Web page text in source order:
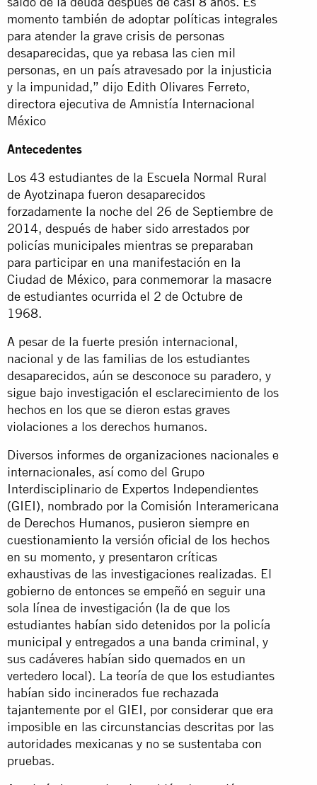
momento también de adoptar políticas integrales
para atender la grave crisis de personas
desaparecidas, que ya rebasa las cien mil
personas, en un país atravesado por la injusticia
y la impunidad,” dijo Edith Olivares Ferreto,
directora ejecutiva de Amnistía Internacional
México
Antecedentes
Los 43 estudiantes de la Escuela Normal Rural
de Ayotzinapa fueron desaparecidos
forzadamente la noche del 26 de Septiembre de
2014, después de haber sido arrestados por
policías municipales mientras se preparaban
para participar en una manifestación en la
Ciudad de México, para conmemorar la masacre
de estudiantes ocurrida el 2 de Octubre de
1968.
A pesar de la fuerte presión internacional,
nacional y de las familias de los estudiantes
desaparecidos, aún se desconoce su paradero, y
sigue bajo investigación el esclarecimiento de los
hechos en los que se dieron estas graves
violaciones a los derechos humanos.
Diversos informes de organizaciones nacionales e
internacionales, así como del Grupo
Interdisciplinario de Expertos Independientes
(GIEI), nombrado por la Comisión Interamericana
de Derechos Humanos, pusieron siempre en
cuestionamiento la versión oficial de los hechos
en su momento, y presentaron críticas
exhaustivas de las investigaciones realizadas. El
gobierno de entonces se empeñó en seguir una
sola línea de investigación (la de que los
estudiantes habían sido detenidos por la policía
municipal y entregados a una banda criminal, y
sus cadáveres habían sido quemados en un
vertedero local). La teoría de que los estudiantes
habían sido incinerados fue rechazada
tajantemente por el GIEI, por considerar que era
imposible en las circunstancias descritas por las
autoridades mexicanas y no se sustentaba con
pruebas.